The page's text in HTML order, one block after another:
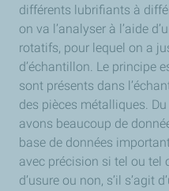
différents lubrifiants à
on va l’analyser à l’aide
rotatifs, pour lequel on a
d’échantillon. Le principe
sont présents dans
des pièces métalliques.
avons beaucoup de
base de données
avec précision si tel ou tel
d’usure ou non, s’il s’agit